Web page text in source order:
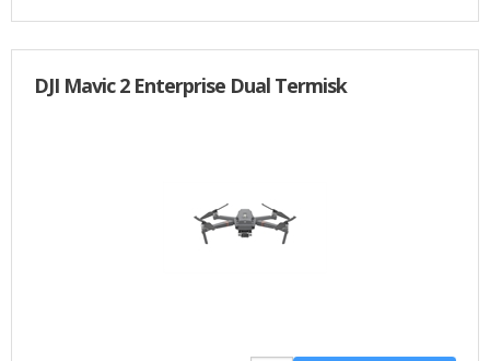
DJI Mavic 2 Enterprise Dual Termisk